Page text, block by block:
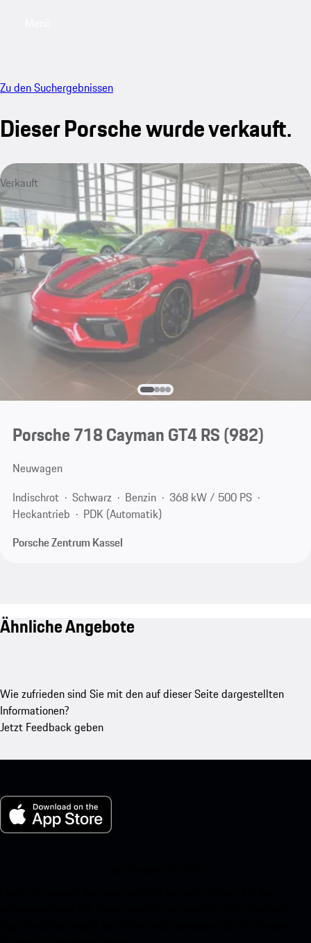
Zu den Suchergebnissen
Dieser Porsche wurde verkauft.
Verkauft
Porsche 718 Cayman GT4 RS(982)
Neuwagen
Indischrot
Schwarz Benzin
368 kW / 500 PS
Heckantrieb
PDK (Automatik)
Porsche Zentrum Kassel
Ähnliche Angebote
Wie zufrieden sind Sie mit den auf dieser Seite dargestellten
Informationen?
Jetzt Feedback geben